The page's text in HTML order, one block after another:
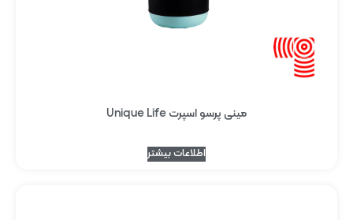
مینی پرسو اسپرت Unique Life
اطلاعات بیشتر